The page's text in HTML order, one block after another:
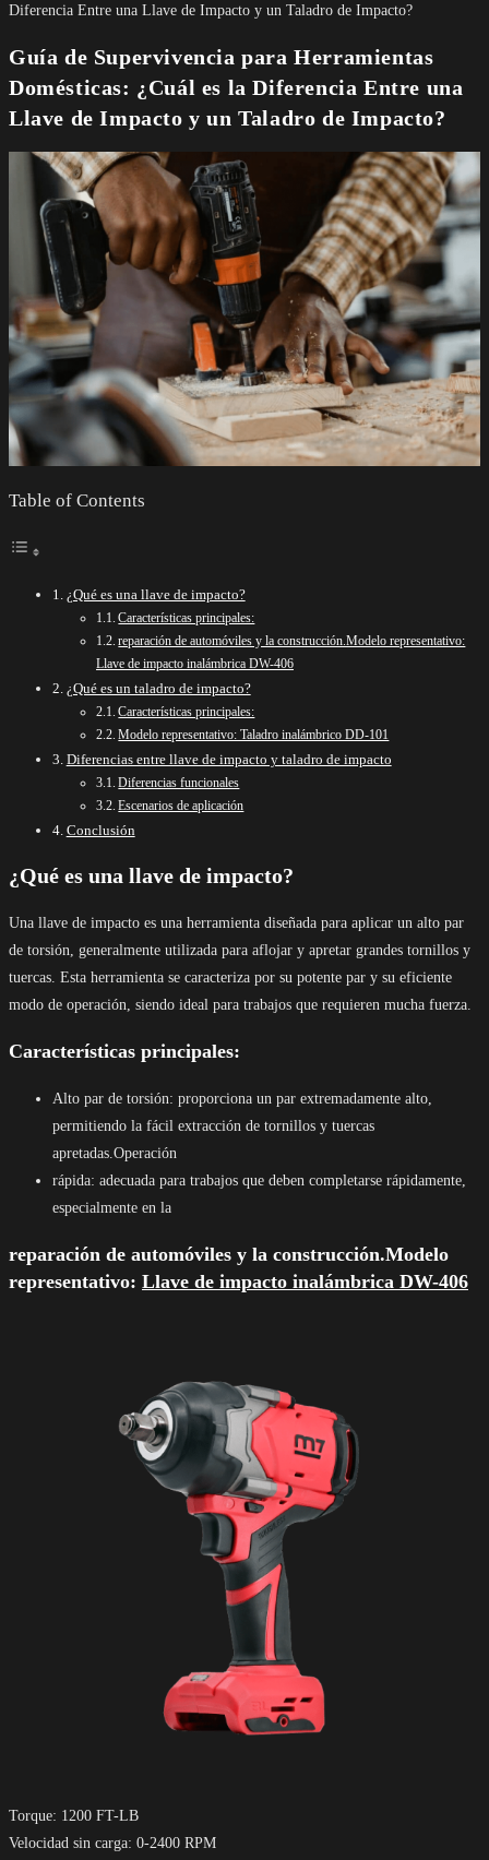
Diferencia Entre una Llave de Impacto y un Taladro de Impacto?
Guía de Supervivencia para Herramientas
Domésticas: ¿Cuál es la Diferencia Entre una
Llave de Impacto y un Taladro de Impacto?
Table of Contents
¿Qué es una llave de impacto?
Características principales:
reparación de automóviles y la construcción.Modelo representativo:
Llave de impacto inalámbrica DW-406
¿Qué es un taladro de impacto?
Características principales:
Modelo representativo: Taladro inalámbrico DD-101
Diferencias entre llave de impacto y taladro de impacto
Diferencias funcionales
Escenarios de aplicación
Conclusión
¿Qué es una llave de impacto?
Una llave de impacto es una herramienta diseñada para aplicar un alto par
de torsión, generalmente utilizada para aflojar y apretar grandes tornillos y
tuercas. Esta herramienta se caracteriza por su potente par y su eficiente
modo de operación, siendo ideal para trabajos que requieren mucha fuerza.
Características principales:
Alto par de torsión: proporciona un par extremadamente alto,
permitiendo la fácil extracción de tornillos y tuercas
apretadas.Operación
rápida: adecuada para trabajos que deben completarse rápidamente,
especialmente en la
reparación de automóviles y la construcción.Modelo
representativo: Llave de impacto inalámbrica DW-406
Torque: 1200 FT-LB
Velocidad sin carga: 0-2400 RPM